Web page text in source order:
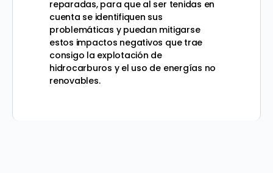
reparadas, para que al ser tenidas en
cuenta se identifiquen sus
problemáticas y puedan mitigarse
estos impactos negativos que trae
consigo la explotación de
hidrocarburos y el uso de energías no
renovables.